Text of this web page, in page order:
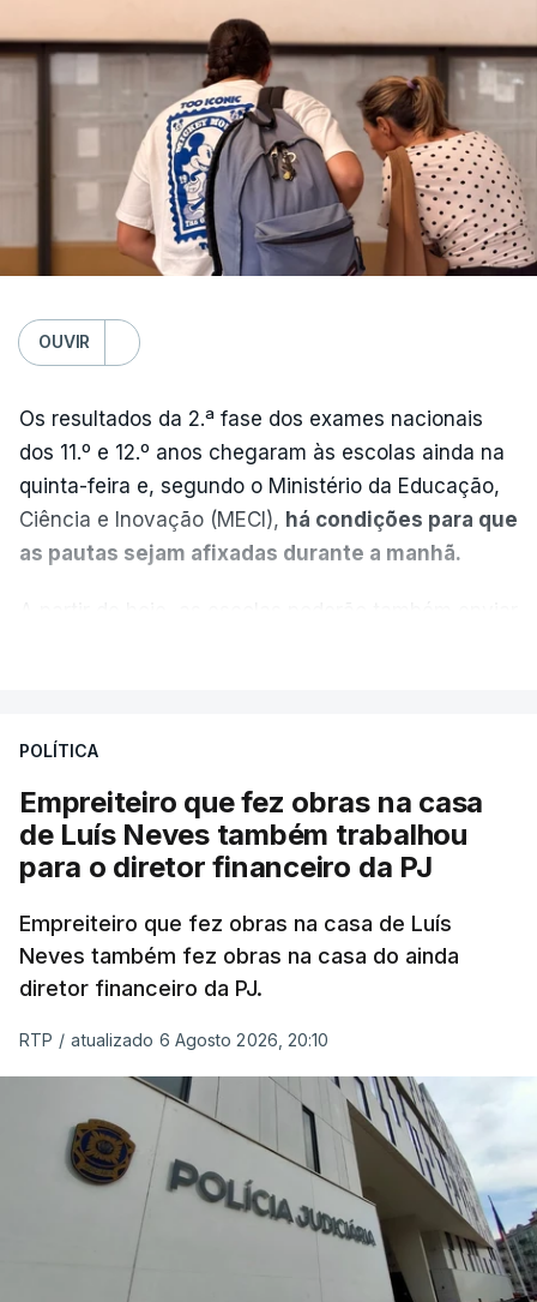
OUVIR
Os resultados da 2.ª fase dos exames nacionais
dos 11.º e 12.º anos chegaram às escolas ainda na
quinta-feira e, segundo o Ministério da Educação,
Ciência e Inovação (MECI), há condições para que
as pautas sejam afixadas durante a manhã.
dependia da apresentação de um requerimento,
mas o Governo decidiu, a partir deste ano,
disponibilizar a cópia dos exames classificados a
e rigor do processo" devido às falhas na
classificação eletrónica.
Serão também publicadas as notas da 2.ª fase
Quanto aos pedidos de reapreciação de provas
realizadas durante a 1.ª fase, os resultados só
serão disponibilizados às escolas hoje, mas o MECI
assegurou que as pautas serão afixadas durante a
POLÍTICA
Empreiteiro que fez obras na casa
de Luís Neves também trabalhou
para o diretor financeiro da PJ
Empreiteiro que fez obras na casa de Luís
Neves também fez obras na casa do ainda
diretor financeiro da PJ.
RTP / atualizado 6 Agosto 2026, 20:10